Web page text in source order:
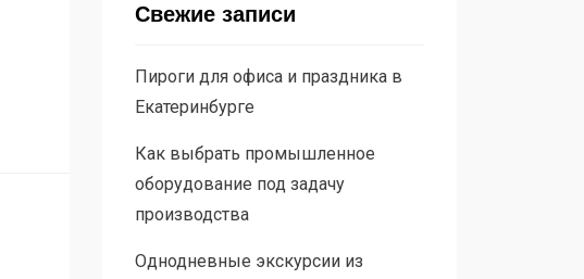
Свежие записи
Пироги для офиса и праздника в
Екатеринбурге
Как выбрать промышленное
оборудование под задачу
производства
Однодневные экскурсии из